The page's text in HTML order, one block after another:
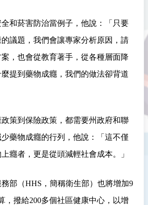
和菸害防治當例子，他說：「只要
議題，我們會讓專家分析原因，請
，也會從教育著手，從各種層面降
提到藥物成癮，我們的做法卻背道
策到保險政策，都需要州政府和聯
藥物成癮的行列，他說：「這不僅
癮者，更是從頭減輕社會成本。」
部（HHS，簡稱衛生部）也將增加9
，撥給200多個社區健康中心，以增